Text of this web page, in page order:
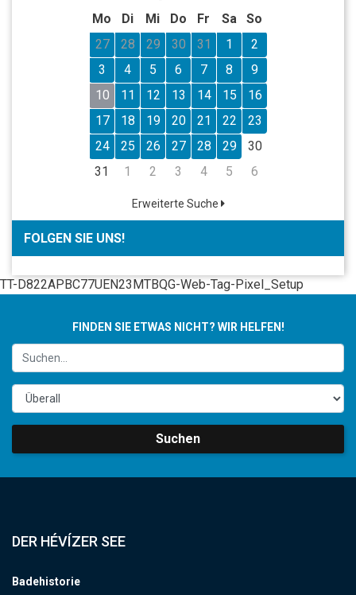
Mo
Di Mi Do Fr Sa
So
27
28 29 30 31 1
2
3
4 5 6 7 8
9
10
11 12 13 14 15
16
17
18 19 20 21 22
23
24
25 26 27 28 29
30
31
1 2 3 4 5 6
Erweiterte Suche
FOLGEN SIE UNS!
TT-D822APBC77UEN23MTBQG-Web-Tag-Pixel_Setup
FINDEN SIE ETWAS NICHT? WIR HELFEN!
Suchen
DER HÉVÍZER SEE
Badehistorie